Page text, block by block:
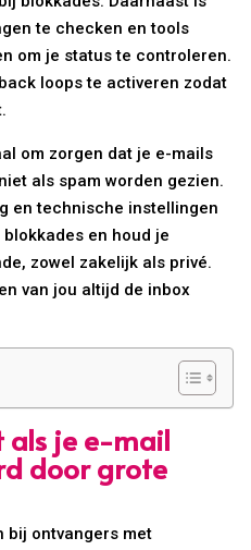
te checken en tools
om je status te controleren.
loops te activeren zodat
om zorgen dat je e-mails
als spam worden gezien.
en technische instellingen
en houd je
zowel zakelijk als privé.
van jou altijd de inbox
als je e-mail
door grote
bij ontvangers met